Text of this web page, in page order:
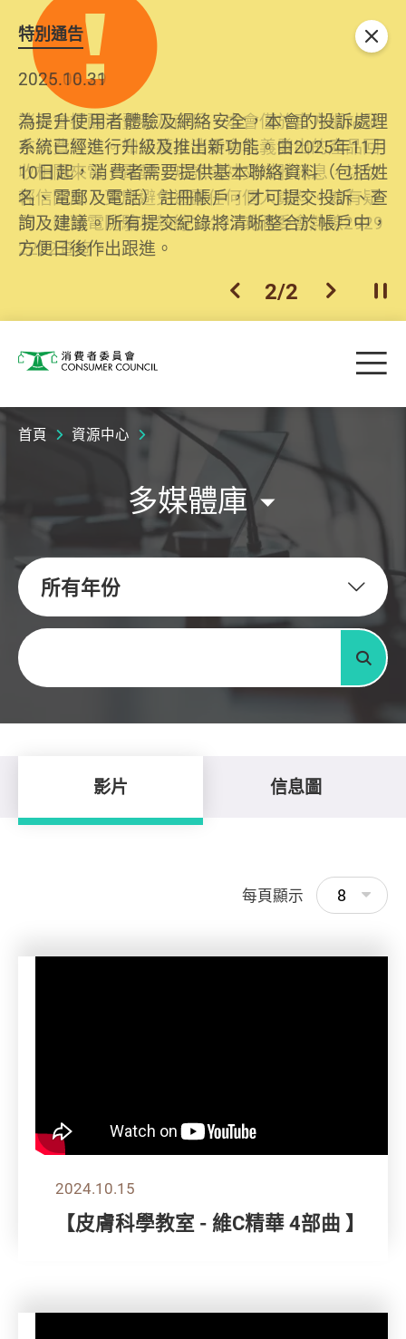
特別通告
2026.06.29
消委會提醒消費者及商戶，本會僅於官方網站發
布消費警示。如接獲以消委會名義發出的產品回
收相關來電、電郵、短訊或社交媒體訊息，切勿
輕信回應，更應避免透露任何個人資料。如有疑
問，請致電防騙易熱線18222或消委會熱線2929
2222查詢。
2025.10.31
為提升使用者體驗及網絡安全，本會的投訴處理
系統已經進行升級及推出新功能。由2025年11月
10日起，消費者需要提供基本聯絡資料（包括姓
名、電郵及電話）註冊帳戶，才可提交投訴、查
詢及建議。所有提交紀錄將清晰整合於帳戶中，
方便日後作出跟進。
上一個
2/2 下一個開
關閉
消費者委員會 目
首頁 資源中心
多媒體庫
所有年份
關鍵字
搜尋
影片 信息圖
每頁顯示 8
2024.10.15
【皮膚科學教室 - 維C精華 4部曲 】